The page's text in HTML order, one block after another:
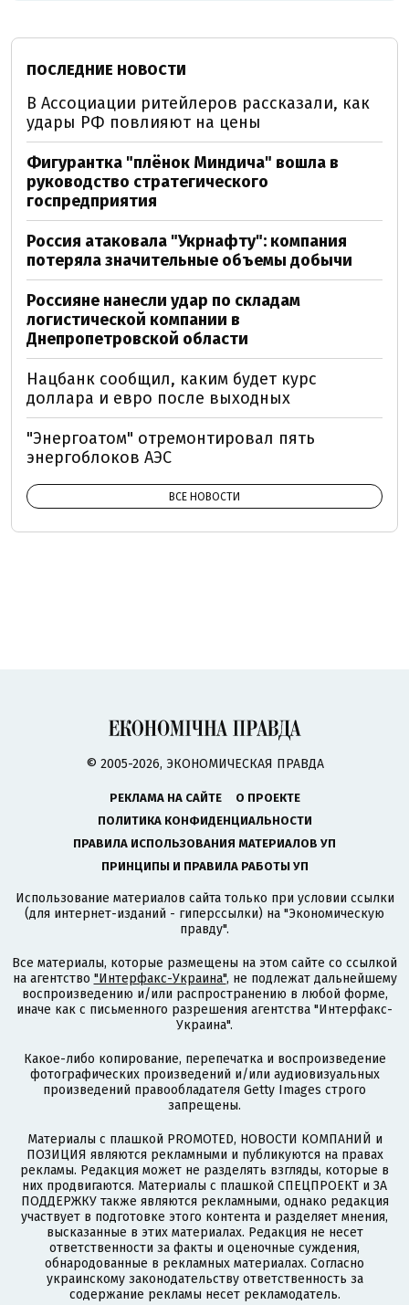
ПОСЛЕДНИЕ НОВОСТИ
В Ассоциации ритейлеров рассказали, как
удары РФ повлияют на цены
Фигурантка "плёнок Миндича" вошла в
руководство стратегического
госпредприятия
Россия атаковала "Укрнафту": компания
потеряла значительные объемы добычи
Россияне нанесли удар по складам
логистической компании в
Днепропетровской области
Нацбанк сообщил, каким будет курс
доллара и евро после выходных
"Энергоатом" отремонтировал пять
энергоблоков АЭС
ВСЕ НОВОСТИ
© 2005-2026, ЭКОНОМИЧЕСКАЯ ПРАВДА
РЕКЛАМА НА САЙТЕ
О ПРОЕКТЕ
ПОЛИТИКА КОНФИДЕНЦИАЛЬНОСТИ
ПРАВИЛА ИСПОЛЬЗОВАНИЯ МАТЕРИАЛОВ УП
ПРИНЦИПЫ И ПРАВИЛА РАБОТЫ УП
Использование материалов сайта только при условии ссылки
(для интернет-изданий - гиперссылки) на "Экономическую
правду".
Все материалы, которые размещены на этом сайте со ссылкой
на агентство "Интерфакс-Украина", не подлежат дальнейшему
воспроизведению и/или распространению в любой форме,
иначе как с письменного разрешения агентства "Интерфакс-
Украина".
Какое-либо копирование, перепечатка и воспроизведение
фотографических произведений и/или аудиовизуальных
произведений правообладателя Getty Images строго
запрещены.
Материалы с плашкой PROMOTED, НОВОСТИ КОМПАНИЙ и
ПОЗИЦИЯ являются рекламными и публикуются на правах
рекламы. Редакция может не разделять взгляды, которые в
них продвигаются. Материалы с плашкой СПЕЦПРОЕКТ и ЗА
ПОДДЕРЖКУ также являются рекламными, однако редакция
участвует в подготовке этого контента и разделяет мнения,
высказанные в этих материалах. Редакция не несет
ответственности за факты и оценочные суждения,
обнародованные в рекламных материалах. Согласно
украинскому законодательству ответственность за
содержание рекламы несет рекламодатель.